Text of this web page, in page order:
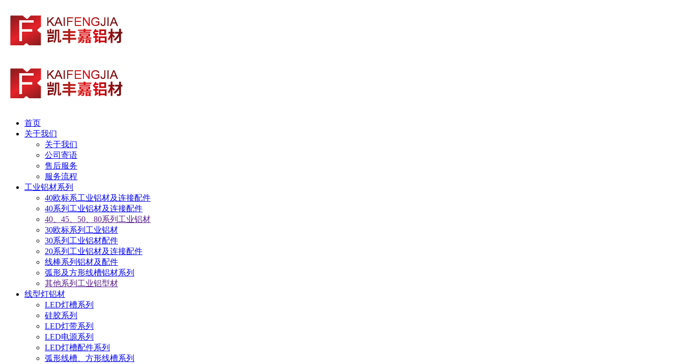
首页
关于我们
关于我们
公司寄语
售后服务
服务流程
工业铝材系列
40欧标系工业铝材及连接配件
40系列工业铝材及连接配件
40、45、50、80系列工业铝材
30欧标系列工业铝材
30系列工业铝材配件
20系列工业铝材及连接配件
线棒系列铝材及配件
弧形及方形线槽铝材系列
其他系列工业铝型材
线型灯铝材
LED灯槽系列
硅胶系列
LED灯带系列
LED电源系列
LED灯槽配件系列
弧形线槽、方形线槽系列